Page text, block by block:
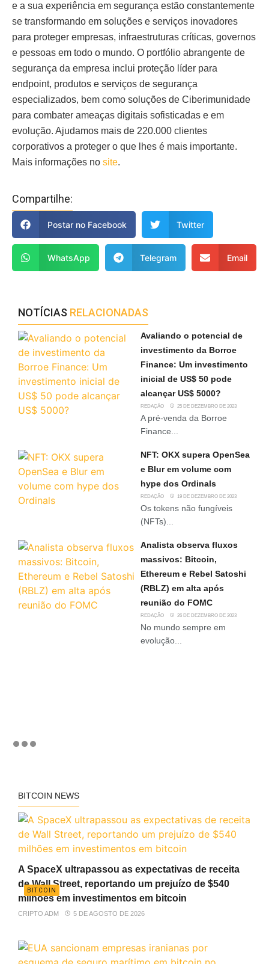
e a sua experiência em segurança estão constantemente
se transformando em soluções e serviços inovadores
para proteger empresas, infraestruturas críticas, governos
e pessoas em todo o mundo. O portfólio abrangente de
segurança da empresa inclui proteção líder para
endpoint, produtos e serviços de segurança
especializados, bem como soluções de Ciberimunidade
para combater ameaças digitais sofisticadas e em
evolução. Ajudamos mais de 220.000 clientes
corporativos a proteger o que lhes é mais importante.
Mais informações no site.
Compartilhe:
Postar no Facebook Twitter
WhatsApp Telegram Email
NOTÍCIAS RELACIONADAS
Avaliando o potencial de
investimento da Borroe
Finance: Um investimento
inicial de US$ 50 pode
alcançar US$ 5000?
REDAÇÃO 25 DE DEZEMBRO DE 2023
A pré-venda da Borroe
Finance...
NFT: OKX supera OpenSea
e Blur em volume com
hype dos Ordinals
REDAÇÃO 19 DE DEZEMBRO DE 2023
Os tokens não fungíveis
(NFTs)...
Analista observa fluxos
massivos: Bitcoin,
Ethereum e Rebel Satoshi
(RBLZ) em alta após
reunião do FOMC
REDAÇÃO 26 DE DEZEMBRO DE 2023
No mundo sempre em
evolução...
BITCOIN NEWS
BITCOIN
A SpaceX ultrapassou as expectativas de receita
de Wall Street, reportando um prejuízo de $540
milhões em investimentos em bitcoin
CRIPTO ADM 5 DE AGOSTO DE 2026